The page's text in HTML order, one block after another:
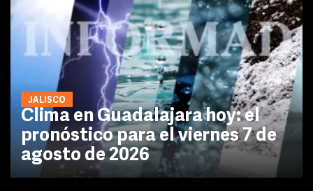
JALISCO
Clima en Guadalajara hoy: el
pronóstico para el viernes 7 de
agosto de 2026